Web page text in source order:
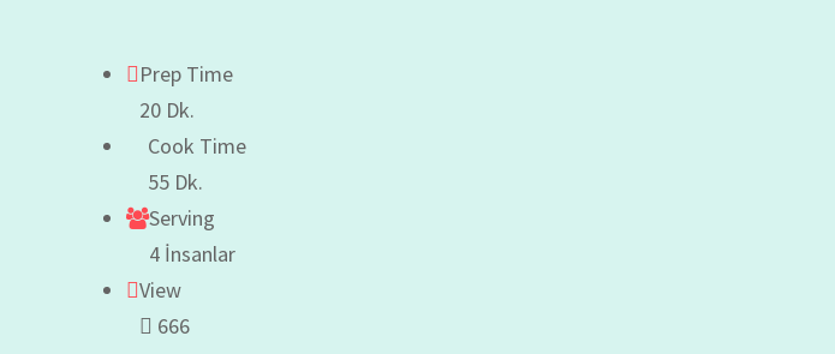
Prep Time
20 Dk.
Cook Time
55 Dk.
Serving
4 İnsanlar
View
666